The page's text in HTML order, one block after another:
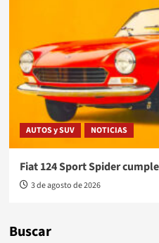
AUTOS y SUV NOTICIAS
Fiat 124 Sport Spider
3 de agosto de 2026
Buscar